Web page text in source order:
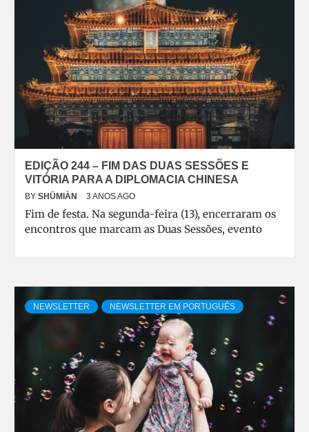
EDIÇÃO 244 – FIM DAS DUAS SESSÕES E
VITÓRIA PARA A DIPLOMACIA CHINESA
BY SHŪMIÀN 3 ANOS AGO
Fim de festa. Na segunda-feira (13), encerraram os
encontros que marcam as Duas Sessões, evento
NEWSLETTER NEWSLETTER EM PORTUGUÊS